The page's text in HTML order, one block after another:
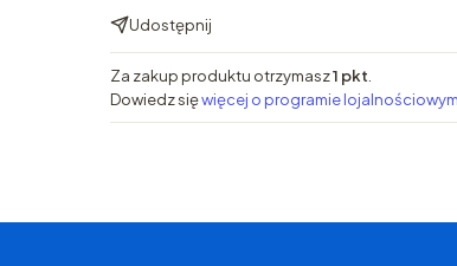
Udostępnij
Za zakup produktu otrzymasz1 pkt
Dowiedz sięwięcej o programie lojalnościowym.